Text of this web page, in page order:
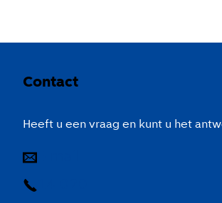
Contact
Heeft u een vraag en kunt u het